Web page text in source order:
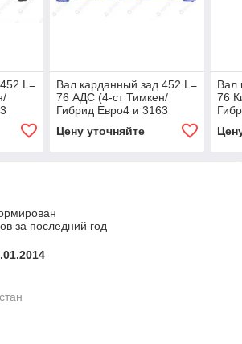
L=
Вал карданный зад 452 L=
76 АДС (4-ст Тимкен/
Гибрид Евро4 и 3163
(гарантия 4 года)
Цену уточняйте
Вал
76
за последний год